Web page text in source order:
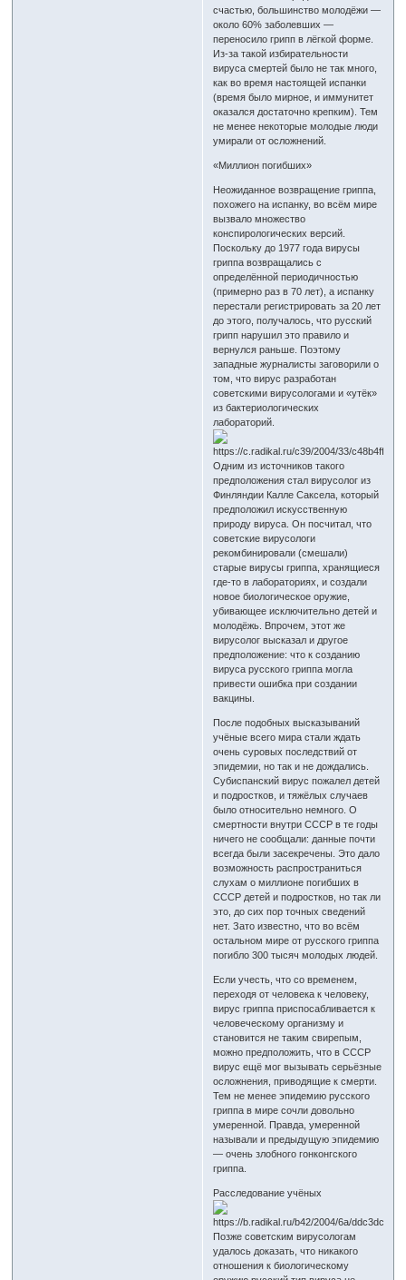
счастью, большинство молодёжи —
около 60% заболевших —
переносило грипп в лёгкой форме.
Из-за такой избирательности
вируса смертей было не так много,
как во время настоящей испанки
(время было мирное, и иммунитет
оказался достаточно крепким). Тем
не менее некоторые молодые люди
умирали от осложнений.
«Миллион погибших»
Неожиданное возвращение гриппа,
похожего на испанку, во всём мире
вызвало множество
конспирологических версий.
Поскольку до 1977 года вирусы
гриппа возвращались с
определённой периодичностью
(примерно раз в 70 лет), а испанку
перестали регистрировать за 20 лет
до этого, получалось, что русский
грипп нарушил это правило и
вернулся раньше. Поэтому
западные журналисты заговорили о
том, что вирус разработан
советскими вирусологами и «утёк»
из бактериологических
лабораторий.
Одним из источников такого
предположения стал вирусолог из
Финляндии Калле Саксела, который
предположил искусственную
природу вируса. Он посчитал, что
советские вирусологи
рекомбинировали (смешали)
старые вирусы гриппа, хранящиеся
где-то в лабораториях, и создали
новое биологическое оружие,
убивающее исключительно детей и
молодёжь. Впрочем, этот же
вирусолог высказал и другое
предположение: что к созданию
вируса русского гриппа могла
привести ошибка при создании
вакцины.
После подобных высказываний
учёные всего мира стали ждать
очень суровых последствий от
эпидемии, но так и не дождались.
Субиспанский вирус пожалел детей
и подростков, и тяжёлых случаев
было относительно немного. О
смертности внутри СССР в те годы
ничего не сообщали: данные почти
всегда были засекречены. Это дало
возможность распространиться
слухам о миллионе погибших в
СССР детей и подростков, но так ли
это, до сих пор точных сведений
нет. Зато известно, что во всём
остальном мире от русского гриппа
погибло 300 тысяч молодых людей.
Если учесть, что со временем,
переходя от человека к человеку,
вирус гриппа приспосабливается к
человеческому организму и
становится не таким свирепым,
можно предположить, что в СССР
вирус ещё мог вызывать серьёзные
осложнения, приводящие к смерти.
Тем не менее эпидемию русского
гриппа в мире сочли довольно
умеренной. Правда, умеренной
называли и предыдущую эпидемию
— очень злобного гонконгского
гриппа.
Расследование учёных
Позже советским вирусологам
удалось доказать, что никакого
отношения к биологическому